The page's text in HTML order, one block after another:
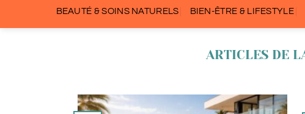
BEAUTÉ & SOINS NATURELS BIEN-ÊTRE & LIFESTYLE